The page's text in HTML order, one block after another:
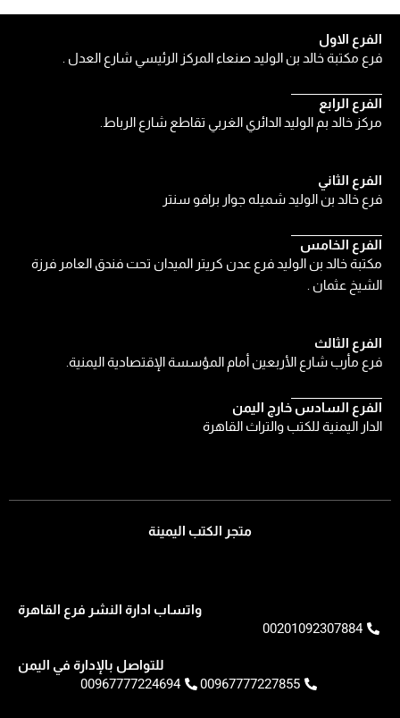
الفرع الثالث
فرع مأرب شارع الأربعين أمام المؤسسة الإقتصادية اليمنية.
الفرع السادس خارج اليمن
الدار اليمنية للكتب والتراث القاهرة
الفرع الثاني
فرع خالد بن الوليد شميله جوار برافو سنتر
الفرع الخامس
مكتبة خالد بن الوليد فرع عدن كريتر الميدان تحت فندق العامر فرزة
الشيخ عثمان .
الفرع الاول
فرع مكتبة خالد بن الوليد صنعاء المركز الرئيسي شارع العدل .
الفرع الرابع
مركز خالد بم الوليد الدائري الغربي تقاطع شارع الرباط.
متجر الكتب اليمينة
واتساب ادارة النشر فرع القاهرة
00201092307884
للتواصل بالإدارة في اليمن
00967777227855
00967777224694